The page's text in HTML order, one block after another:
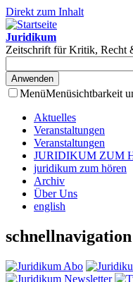
Direkt zum Inhalt
Juridikum
Zeitschrift für Kritik, Recht
MenüMenüsichtbarkeit
Aktuelles
Veranstaltungen
Veranstaltungen
JURIDIKUM ZUM
juridikum zum hören
Archiv
Über Uns
english